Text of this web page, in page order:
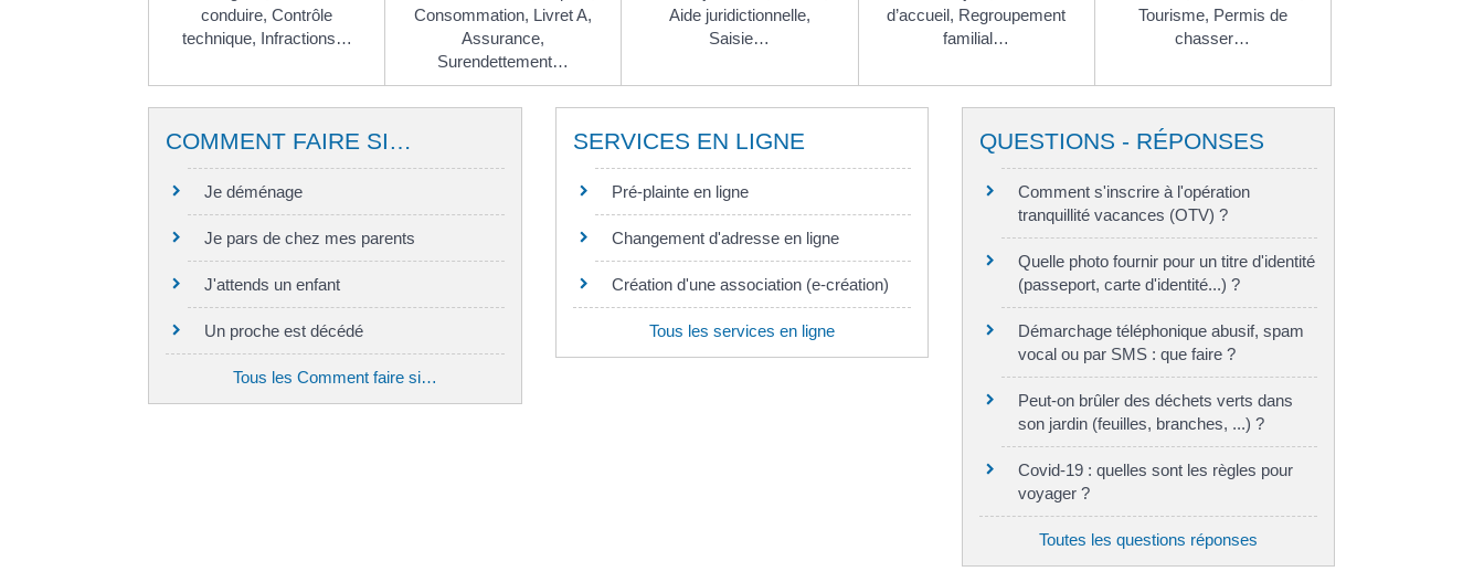
conduire,Contrôle
technique, Infractions…
Consommation, Livret A,
Assurance,
Surendettement…
Aide juridictionnelle,
Saisie…
d’accueil, Regroupement
familial…
Tourisme, Permis de
chasser…
COMMENT FAIRE SI…
Je déménage
Je pars de chez mes parents
J'attends un enfant
Un proche est décédé
Tous les Comment faire si…
SERVICES EN LIGNE
Pré-plainte en ligne
Changement d'adresse en ligne
Création d'une association (e-création)
Tous les services en ligne
QUESTIONS - RÉPONSES
Comment s'inscrire à l'opération
tranquillité vacances (OTV) ?
Quelle photo fournir pour un titre d'identité
(passeport, carte d'identité...) ?
Démarchage téléphonique abusif, spam
vocal ou par SMS : que faire ?
Peut-on brûler des déchets verts dans
son jardin (feuilles, branches, ...) ?
Covid-19 : quelles sont les règles pour
voyager ?
Toutes les questions réponses